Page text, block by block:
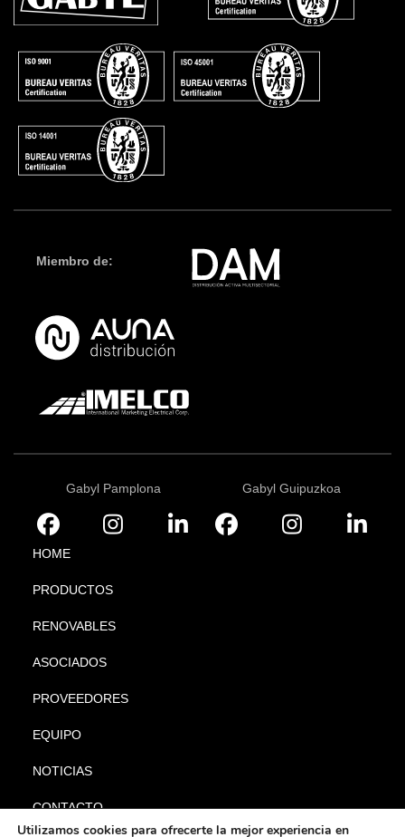
Miembro de:
Gabyl Pamplona Gabyl Guipuzkoa
HOME
PRODUCTOS
RENOVABLES
ASOCIADOS
PROVEEDORES
EQUIPO
NOTICIAS
CONTACTO
Utilizamos cookies para ofrecerte la mejor experiencia en